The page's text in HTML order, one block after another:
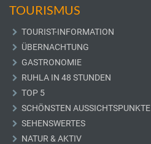
TOURISMUS
TOURIST-INFORMATION
ÜBERNACHTUNG
GASTRONOMIE
RUHLA IN 48 STUNDEN
TOP 5
SCHÖNSTEN AUSSICHTSPUNKTE
SEHENSWERTES
NATUR & AKTIV